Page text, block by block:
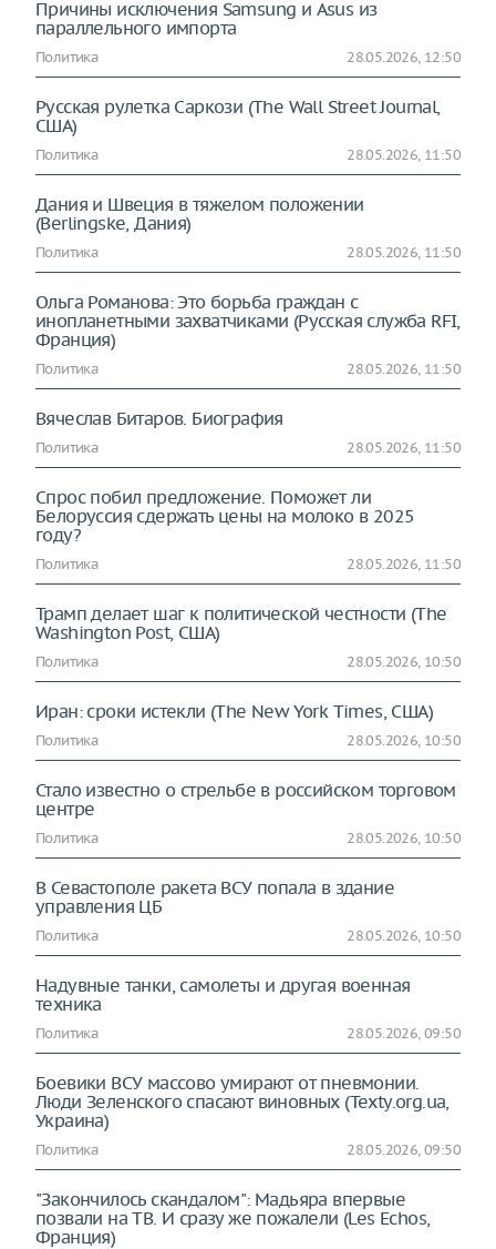
Причины исключения Samsung и Asus из
параллельного импорта
Политика 28.05.2026, 12:50
Русская рулетка Саркози (The Wall Street Journal,
США)
Политика 28.05.2026, 11:50
Дания и Швеция в тяжелом положении
(Berlingske, Дания)
Политика 28.05.2026, 11:50
Ольга Романова: Это борьба граждан с
инопланетными захватчиками (Русская служба RFI,
Франция)
Политика 28.05.2026, 11:50
Вячеслав Битаров. Биография
Политика 28.05.2026, 11:50
Спрос побил предложение. Поможет ли
Белоруссия сдержать цены на молоко в 2025
году?
Политика 28.05.2026, 11:50
Трамп делает шаг к политической честности (The
Washington Post, США)
Политика 28.05.2026, 10:50
Иран: сроки истекли (The New York Times, США)
Политика 28.05.2026, 10:50
Стало известно о стрельбе в российском торговом
центре
Политика 28.05.2026, 10:50
В Севастополе ракета ВСУ попала в здание
управления ЦБ
Политика 28.05.2026, 10:50
Надувные танки, самолеты и другая военная
техника
Политика 28.05.2026, 09:50
Боевики ВСУ массово умирают от пневмонии.
Люди Зеленского спасают виновных (Texty.org.ua,
Украина)
Политика 28.05.2026, 09:50
"Закончилось скандалом": Мадьяра впервые
позвали на ТВ. И сразу же пожалели (Les Echos,
Франция)